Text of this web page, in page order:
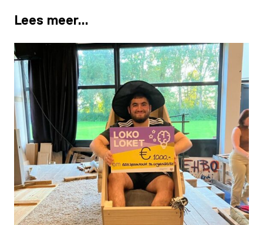
Lees meer…